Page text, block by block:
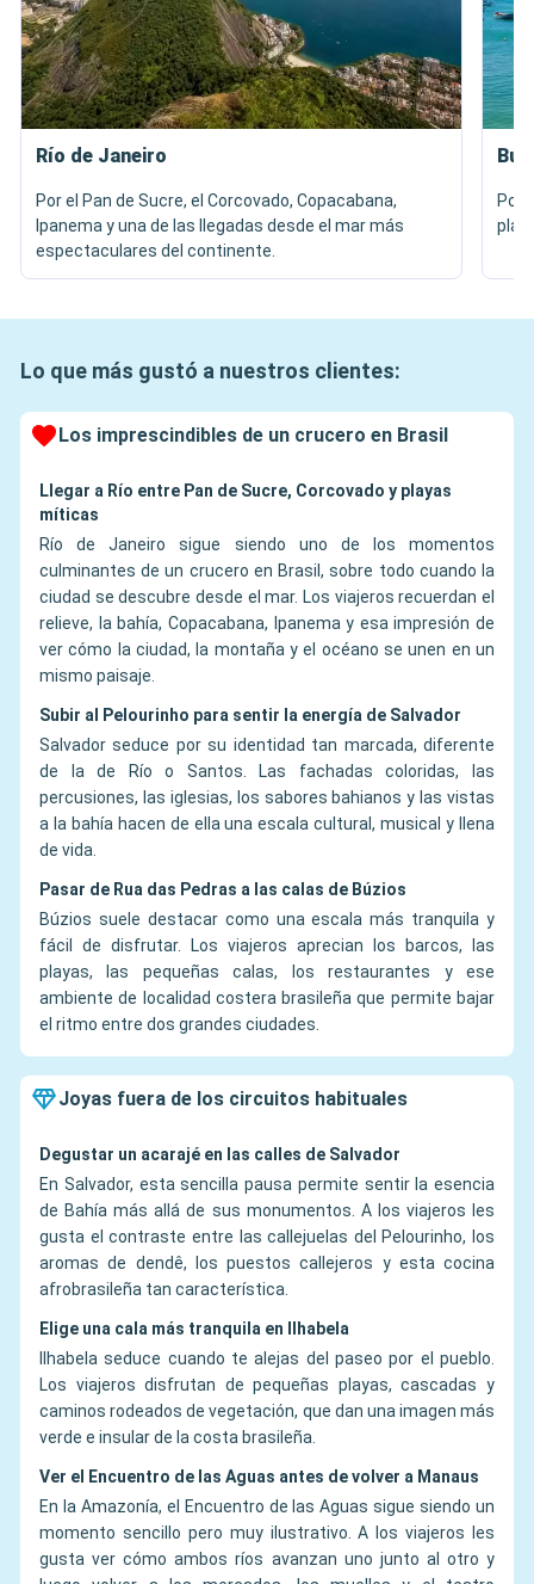
Río de Janeiro
Por el Pan de Sucre, el Corcovado, Copacabana,
Ipanema y una de las llegadas desde el mar más
espectaculares del continente.
Por
Lo que más gustó a nuestros clientes:
Los imprescindibles de un crucero en Brasil
Llegar a Río entre Pan de Sucre, Corcovado y playas
míticas
Río de Janeiro sigue siendo uno de los momentos
culminantes de un crucero en Brasil, sobre todo cuando la
ciudad se descubre desde el mar. Los viajeros recuerdan el
relieve, la bahía, Copacabana, Ipanema y esa impresión de
ver cómo la ciudad, la montaña y el océano se unen en un
mismo paisaje.
Subir al Pelourinho para sentir la energía de Salvador
Salvador seduce por su identidad tan marcada, diferente
de la de Río o Santos. Las fachadas coloridas, las
percusiones, las iglesias, los sabores bahianos y las vistas
a la bahía hacen de ella una escala cultural, musical y llena
de vida.
Pasar de Rua das Pedras a las calas de Búzios
Búzios suele destacar como una escala más tranquila y
fácil de disfrutar. Los viajeros aprecian los barcos, las
playas, las pequeñas calas, los restaurantes y ese
ambiente de localidad costera brasileña que permite bajar
el ritmo entre dos grandes ciudades.
Joyas fuera de los circuitos habituales
Degustar un acarajé en las calles de Salvador
En Salvador, esta sencilla pausa permite sentir la esencia
de Bahía más allá de sus monumentos. A los viajeros les
gusta el contraste entre las callejuelas del Pelourinho, los
aromas de dendê, los puestos callejeros y esta cocina
afrobrasileña tan característica.
Elige una cala más tranquila en Ilhabela
Ilhabela seduce cuando te alejas del paseo por el pueblo.
Los viajeros disfrutan de pequeñas playas, cascadas y
caminos rodeados de vegetación, que dan una imagen más
verde e insular de la costa brasileña.
Ver el Encuentro de las Aguas antes de volver a Manaus
En la Amazonía, el Encuentro de las Aguas sigue siendo un
momento sencillo pero muy ilustrativo. A los viajeros les
gusta ver cómo ambos ríos avanzan uno junto al otro y